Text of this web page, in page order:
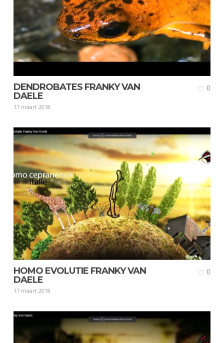
DENDROBATES FRANKY VAN
DAELE
17 maart 2018
0
HOMO EVOLUTIE FRANKY VAN
DAELE
17 maart 2018
0